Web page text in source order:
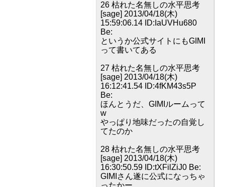
26 枯れた名無しの水平思考
[sage] 2013/04/18(木)
15:59:06.14 ID:IaUVHu680
Be:
というか公式サイトにもGIMI
って書いてある
27 枯れた名無しの水平思考
[sage] 2013/04/18(木)
16:12:41.54 ID:4fKM43s5P
Be:
ほんとうだ、GIMIルームって
w
やっぱり地味だったの自覚し
てたのか
28 枯れた名無しの水平思考
[sage] 2013/04/18(木)
16:30:50.59 ID:tXFilZiJ0 Be:
GIMIさん遂に公式になっちゃ
ったかー